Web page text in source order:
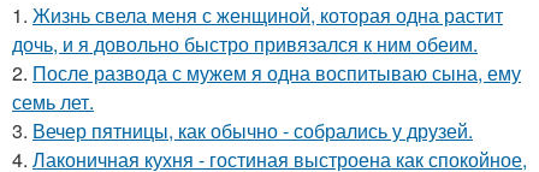
1. Жизнь свела меня с женщиной, которая одна растит
дочь, и я довольно быстро привязался к ним обеим.
2. После развода с мужем я одна воспитываю сына, ему
семь лет.
3. Вечер пятницы, как обычно - собрались у друзей.
4. Лаконичная кухня - гостиная выстроена как спокойное,